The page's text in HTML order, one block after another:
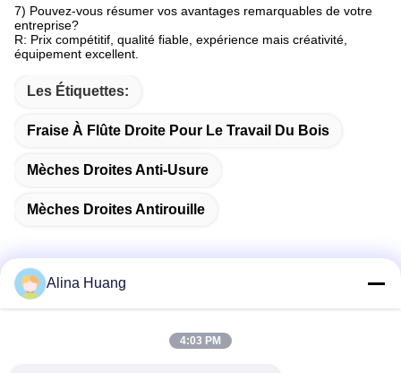
7) Pouvez-vous résumer vos avantages remarquables de votre
entreprise?
R: Prix compétitif, qualité fiable, expérience mais créativité,
équipement excellent.
Les Étiquettes:
Fraise À Flûte Droite Pour Le Travail Du Bois
Mèches Droites Anti-Usure
Mèches Droites Antirouille
Alina Huang
4:03 PM